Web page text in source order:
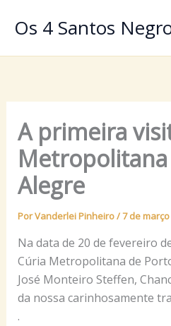
paraOs 4 Santos
A primeira
Alegre
PorVanderlei Pinheiro/7 de
Na data de 20 de fevereiro
Cúria Metropolitana de
José Monteiro Steffen,
da nossa carinhosamente
.